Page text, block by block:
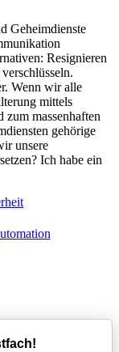
Geheimdienste
Resignieren
Wenn wir alle
mittels
massenhaften
gehörige
unsere
Ich habe ein